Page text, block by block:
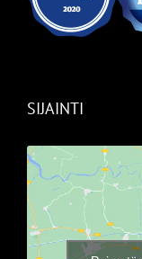
SIJAINTI